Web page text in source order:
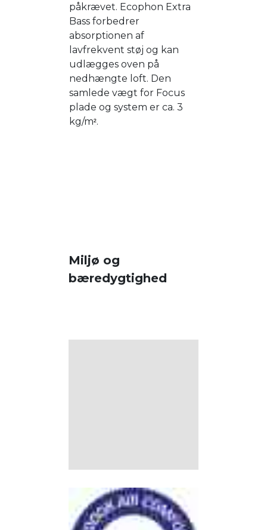
påkrævet. Ecophon Extra
Bass forbedrer
absorptionen af
lavfrekvent støj og kan
udlægges oven på
nedhængte loft. Den
samlede vægt for Focus
plade og system er ca. 3
kg/m².
Miljø og
bæredygtighed